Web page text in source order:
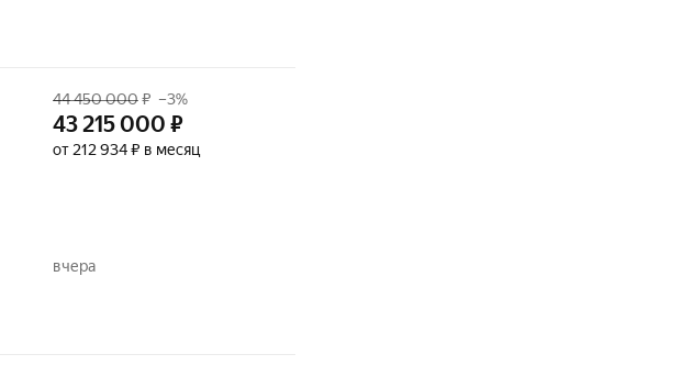
44 450 000₽ –3%
43 215 000 ₽
от 212 934 ₽ в месяц
вчера